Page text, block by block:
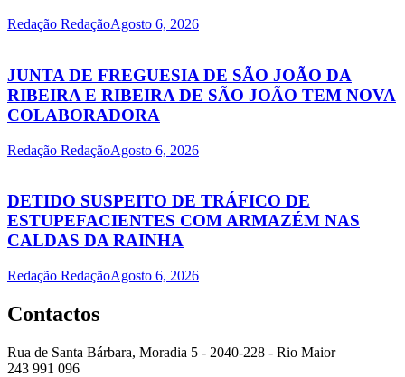
Redação RedaçãoAgosto 6, 2026
JUNTA DE FREGUESIA DE SÃO JOÃO DA
RIBEIRA E RIBEIRA DE SÃO JOÃO TEM NOVA
COLABORADORA
Redação RedaçãoAgosto 6, 2026
DETIDO SUSPEITO DE TRÁFICO DE
ESTUPEFACIENTES COM ARMAZÉM NAS
CALDAS DA RAINHA
Redação RedaçãoAgosto 6, 2026
Contactos
Rua de Santa Bárbara, Moradia 5 - 2040-228 - Rio Maior
243 991 096